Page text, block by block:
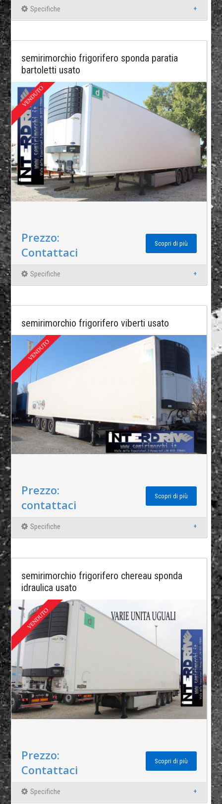
Specifiche
semirimorchio frigorifero sponda paratia
bartoletti usato
Prezzo:
Contattaci
Scopri di più
Specifiche
semirimorchio frigorifero viberti usato
Prezzo:
contattaci
Scopri di più
Specifiche
semirimorchio frigorifero chereau sponda
idraulica usato
Prezzo:
Contattaci
Scopri di più
Specifiche